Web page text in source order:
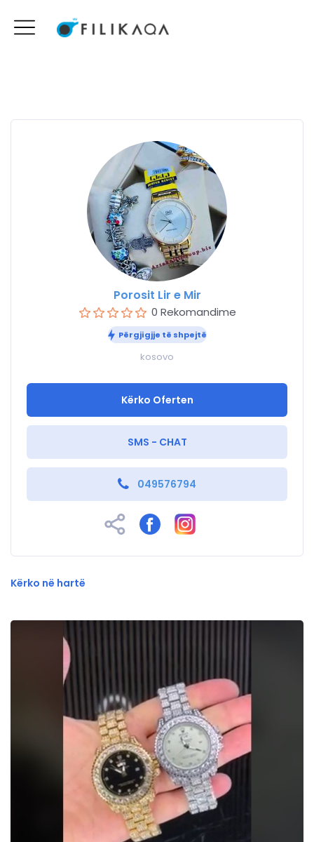
Porosit Lir e Mir
0 Rekomandime
Përgjigjje të shpejtë
kosovo
Kërko Oferten
SMS - CHAT
049576794
Kërko në hartë